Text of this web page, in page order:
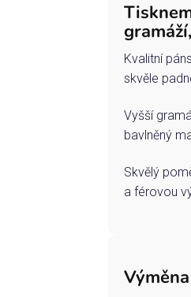
Kvalitní
skvěle
Vyšší
bavlněný
Skvělý
a férovou